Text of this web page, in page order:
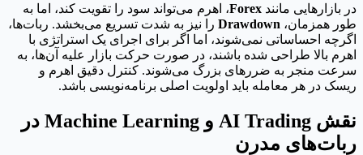
در بازارهایی مانند Forex، اهرم می‌تواند سود را تقویت کند، اما به
طور همزمان، Drawdown را نیز به شدت تسریع می‌بخشد. ربات‌ها،
اگرچه احساساتی نمی‌شوند، اما اگر برای اجرای یک استراتژی با
اهرم بالا طراحی شده باشند، در صورت حرکت بازار علیه آن‌ها، به
سرعت منجر به ضررهای بزرگ می‌شوند. کنترل دقیق اهرم و
ریسک در هر معامله باید اولویت اصلی برنامه‌نویسی باشد.
نقش AI Trading و Machine Learning در
ربات‌های مدرن